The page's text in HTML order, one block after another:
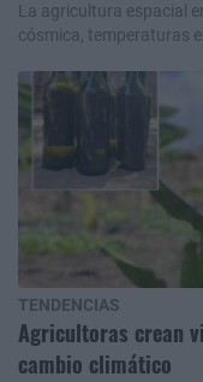
La agricultura espacial
cósmica, temperaturas
TENDENCIAS
Agricultoras crean
cambio climático